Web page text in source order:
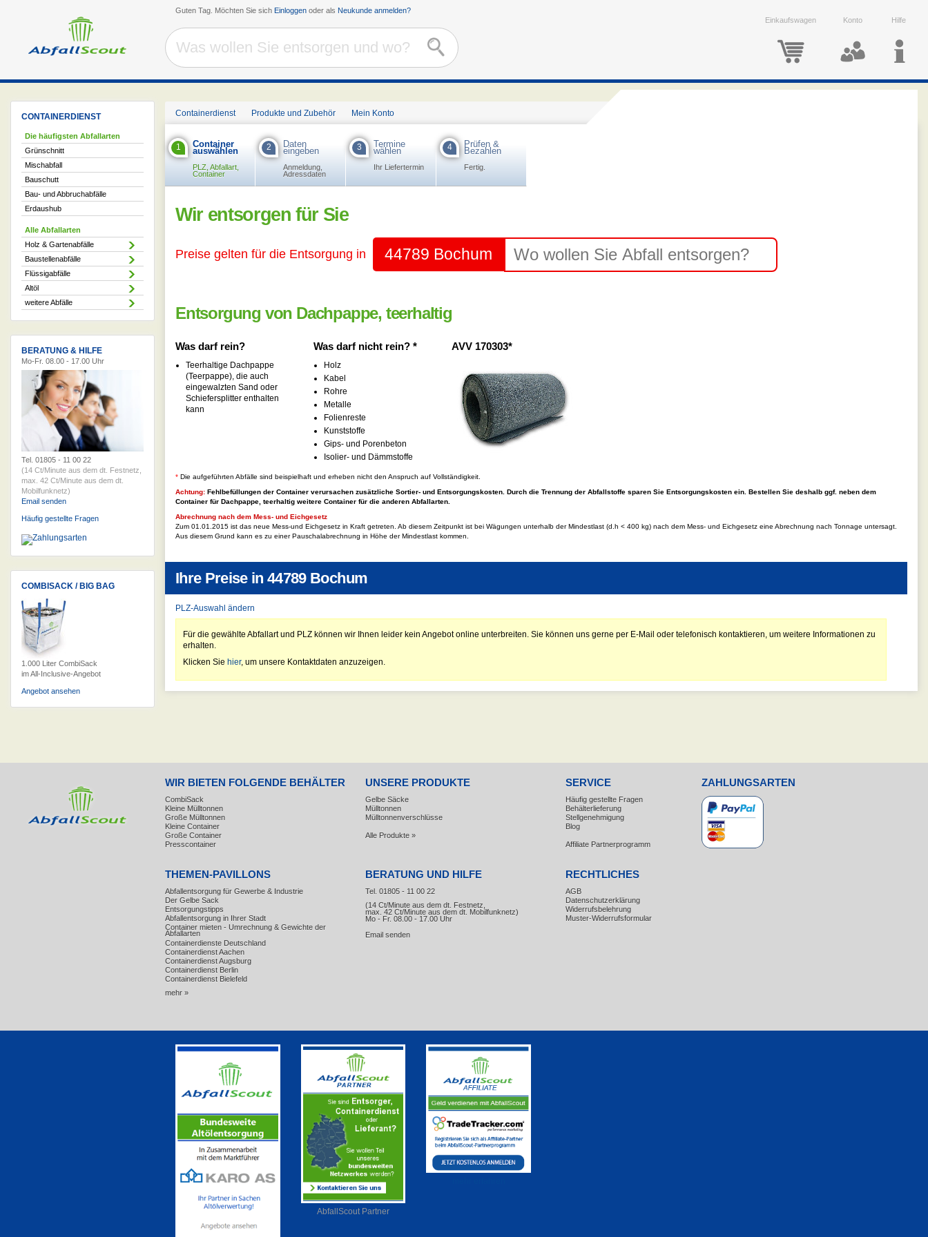
Guten Tag. Möchten Sie sich Einloggen oder als Neukunde anmelden?
Einkaufswagen
Konto Hilfe
CONTAINERDIENST
Die häufigsten Abfallarten
Grünschnitt
Mischabfall
Bauschutt
Bau- und Abbruchabfälle
Erdaushub
Alle Abfallarten
Holz & Gartenabfälle
Baustellenabfälle
Flüssigabfälle
Altöl
weitere Abfälle
BERATUNG & HILFE
Mo-Fr. 08.00 - 17.00 Uhr
Tel. 01805 - 11 00 22
(14 Ct/Minute aus dem dt. Festnetz,
max. 42 Ct/Minute aus dem dt.
Mobilfunknetz)
Email senden
Häufig gestellte Fragen
COMBISACK / BIG BAG
1.000 Liter CombiSack
im All-Inclusive-Angebot
Angebot ansehen
Containerdienst Produkte und Zubehör Mein Konto
1 Container
auswählen
PLZ, Abfallart,
Container
2 Daten
eingeben
Anmeldung,
Adressdaten
3 Termine
wählen
Ihr Liefertermin
4 Prüfen &
Bezahlen
Fertig.
Wir entsorgen für Sie
Preise gelten für die Entsorgung in 44789 Bochum
Entsorgung von Dachpappe, teerhaltig
Was darf rein?
Teerhaltige Dachpappe
(Teerpappe), die auch
eingewalzten Sand oder
Schiefersplitter enthalten
kann
Was darf nicht rein? *
Holz
Kabel
Rohre
Metalle
Folienreste
Kunststoffe
Gips- und Porenbeton
Isolier- und Dämmstoffe
AVV 170303*
* Die aufgeführten Abfälle sind beispielhaft und erheben nicht den Anspruch auf Vollständigkeit.
Achtung: Fehlbefüllungen der Container verursachen zusätzliche Sortier- und Entsorgungskosten. Durch die Trennung der Abfallstoffe sparen Sie Entsorgungskosten ein. Bestellen Sie deshalb ggf. neben dem
Container für Dachpappe, teerhaltig weitere Container für die anderen Abfallarten.
Abrechnung nach dem Mess- und Eichgesetz
Zum 01.01.2015 ist das neue Mess-und Eichgesetz in Kraft getreten. Ab diesem Zeitpunkt ist bei Wägungen unterhalb der Mindestlast (d.h < 400 kg) nach dem Mess- und Eichgesetz eine Abrechnung nach Tonnage untersagt.
Aus diesem Grund kann es zu einer Pauschalabrechnung in Höhe der Mindestlast kommen.
Ihre Preise in44789 Bochum
PLZ-Auswahl ändern
Für die gewählte Abfallart und PLZ können wir Ihnen leider kein Angebot online unterbreiten. Sie können uns gerne per E-Mail oder telefonisch kontaktieren, um weitere Informationen zu
erhalten.
Klicken Sie hier, um unsere Kontaktdaten anzuzeigen.
WIR BIETEN FOLGENDE BEHÄLTER
CombiSack
Kleine Mülltonnen
Große Mülltonnen
Kleine Container
Große Container
Presscontainer
UNSERE PRODUKTE
Gelbe Säcke
Mülltonnen
Mülltonnenverschlüsse
Alle Produkte »
SERVICE
Häufig gestellte Fragen
Behälterlieferung
Stellgenehmigung
Blog
Affiliate Partnerprogramm
ZAHLUNGSARTEN
THEMEN-PAVILLONS
Abfallentsorgung für Gewerbe & Industrie
Der Gelbe Sack
Entsorgungstipps
Abfallentsorgung in Ihrer Stadt
Container mieten - Umrechnung & Gewichte der
Abfallarten
Containerdienste Deutschland
Containerdienst Aachen
Containerdienst Augsburg
Containerdienst Berlin
Containerdienst Bielefeld
mehr »
BERATUNG UND HILFE
Tel. 01805 - 11 00 22
(14 Ct/Minute aus dem dt. Festnetz,
max. 42 Ct/Minute aus dem dt. Mobilfunknetz)
Mo - Fr. 08.00 - 17.00 Uhr
Email senden
RECHTLICHES
AGB
Datenschutzerklärung
Widerrufsbelehrung
Muster-Widerrufsformular
AbfallScout Partner